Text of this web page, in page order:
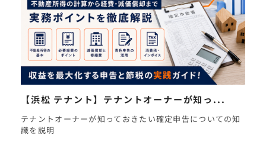
【浜松 テナント】テナントオーナーが知っ...
テナントオーナーが知っておきたい確定申告についての知
識を説明